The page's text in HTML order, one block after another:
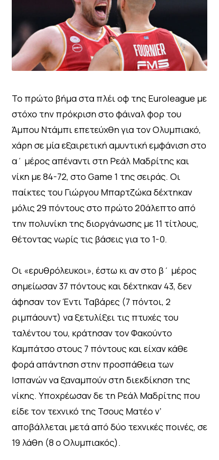
Το πρώτο βήμα στα πλέι οφ της Euroleague με
στόχο την πρόκριση στο φάιναλ φορ του
Άμπου Ντάμπι επετεύχθη για τον Ολυμπιακό,
χάρη σε μία εξαιρετική αμυντική εμφάνιση στο
α΄ μέρος απέναντι στη Ρεάλ Μαδρίτης και
νίκη με 84-72, στο Game 1 της σειράς. Οι
παίκτες του Γιώργου Μπαρτζώκα δέχτηκαν
μόλις 29 πόντους στο πρώτο 20άλεπτο από
την πολυνίκη της διοργάνωσης με 11 τίτλους,
θέτοντας νωρίς τις βάσεις για το 1-0.
Οι «ερυθρόλευκοι», έστω κι αν στο β΄ μέρος
σημείωσαν 37 πόντους και δέχτηκαν 43, δεν
άφησαν τον Έντι Ταβάρες (7 πόντοι, 2
ριμπάουντ) να ξετυλίξει τις πτυχές του
ταλέντου του, κράτησαν τον Φακούντο
Καμπάτσο στους 7 πόντους και είχαν κάθε
φορά απάντηση στην προσπάθεια των
Ισπανών να ξαναμπούν στη διεκδίκηση της
νίκης. Υποχρέωσαν δε τη Ρεάλ Μαδρίτης που
είδε τον τεχνικό της Τσους Ματέο ν’
αποβάλλεται μετά από δύο τεχνικές ποινές, σε
19 λάθη (8 ο Ολυμπιακός).